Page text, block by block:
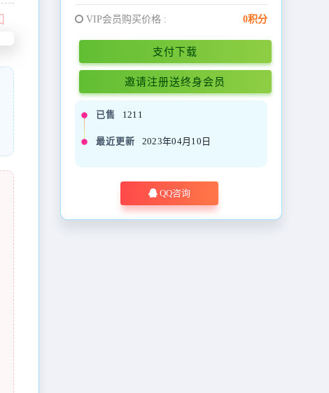
VIP会员购买价格 : 0积分
支付下载
邀请注册送终身会员
已售 1211
最近更新 2023年04月10日
QQ咨询